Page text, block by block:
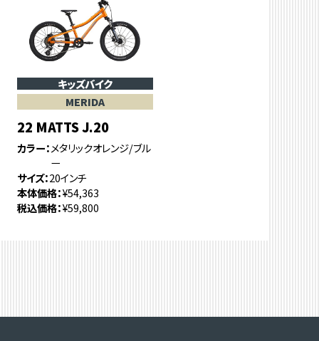
キッズバイク
MERIDA
22 MATTS J.20
カラー メタリックオレンジ/ブル
ー
サイズ 20インチ
本体価格 ¥54,363
税込価格 ¥59,800